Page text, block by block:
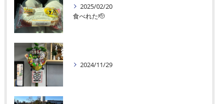
2025/02/20
食べれた🫡
2024/11/29